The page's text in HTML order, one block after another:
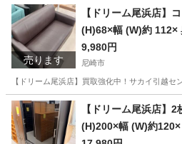
兵庫 尼崎市 収納家具 ドリーム
売ります
【ドリーム尾浜店】
(H)68×幅 (W)約
9,980円
尼崎市
【ドリーム尾浜店】買取強化中！サカイ引越
兵庫 尼崎市 ソファ ドリーム
【ドリーム尾浜店】
(H)200×幅 (W)約